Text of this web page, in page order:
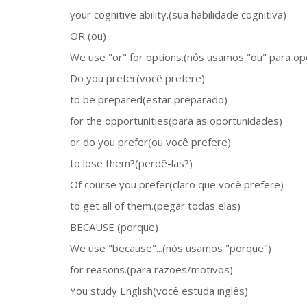
your cognitive ability.(sua habilidade cognitiva)
OR (ou)
We use "or" for options.(nós usamos "ou" para
Do you prefer(você prefere)
to be prepared(estar preparado)
for the opportunities(para as oportunidades)
or do you prefer(ou você prefere)
to lose them?(perdê-las?)
Of course you prefer(claro que você prefere)
to get all of them.(pegar todas elas)
BECAUSE (porque)
We use "because"...(nós usamos "porque")
for reasons.(para razões/motivos)
You study English(você estuda inglês)